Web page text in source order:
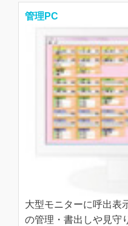
管理PC
大型モニターに呼出表
の管理・書出しや見守